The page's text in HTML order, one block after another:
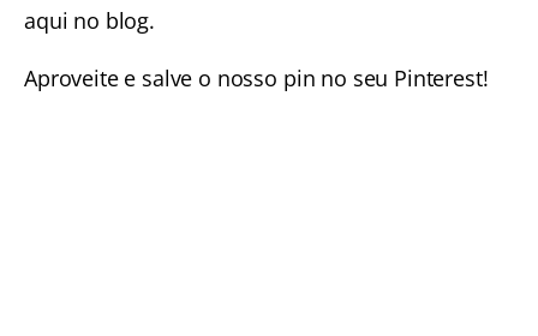
aqui no blog.
Aproveite e salve o nosso pin no seu Pinterest!